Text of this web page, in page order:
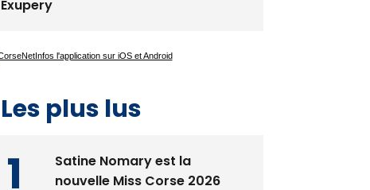
Éclipse du 12 août : la Corse